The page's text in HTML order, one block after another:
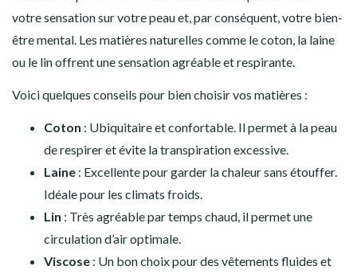
votre sensation sur votre peau et, par conséquent, votre bien-
être mental. Les matières naturelles comme le coton, la laine
ou le lin offrent une sensation agréable et respirante.
Voici quelques conseils pour bien choisir vos matières :
Coton : Ubiquitaire et confortable. Il permet à la peau
de respirer et évite la transpiration excessive.
Laine : Excellente pour garder la chaleur sans étouffer.
Idéale pour les climats froids.
Lin : Très agréable par temps chaud, il permet une
circulation d’air optimale.
Viscose : Un bon choix pour des vêtements fluides et